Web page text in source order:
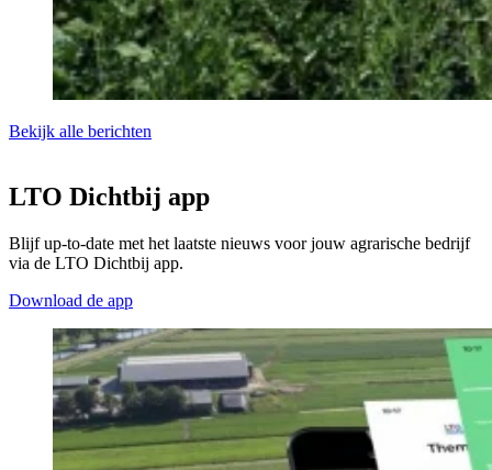
Bekijk alle berichten
LTO Dichtbij app
Blijf up-to-date met het laatste nieuws voor jouw agrarische bedrijf
via de LTO Dichtbij app.
Download de app